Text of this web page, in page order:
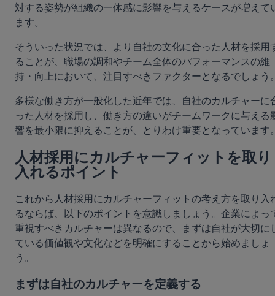
対する姿勢が組織の一体感に影響を与えるケースが増えて
ます。
そういった状況では、より自社の文化に合った人材を採用
ることが、職場の調和やチーム全体のパフォーマンスの維
持・向上において、注目すべきファクターとなるでしょう
多様な働き方が一般化した近年では、自社のカルチャーに
った人材を採用し、働き方の違いがチームワークに与える
響を最小限に抑えることが、とりわけ重要となっています
人材採用にカルチャーフィットを取り
入れるポイント
これから人材採用にカルチャーフィットの考え方を取り入
るならば、以下のポイントを意識しましょう。企業によっ
重視すべきカルチャーは異なるので、まずは自社が大切に
ている価値観や文化などを明確にすることから始めましょ
う。
まずは自社のカルチャーを定義する